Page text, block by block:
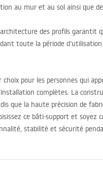
au mur et au sol ainsi que
des profils garantit
toute la période d’utilisation
pour les personnes qui
complètes. La
que la haute précision de
ce bâti-support et soyez
stabilité et sécurité